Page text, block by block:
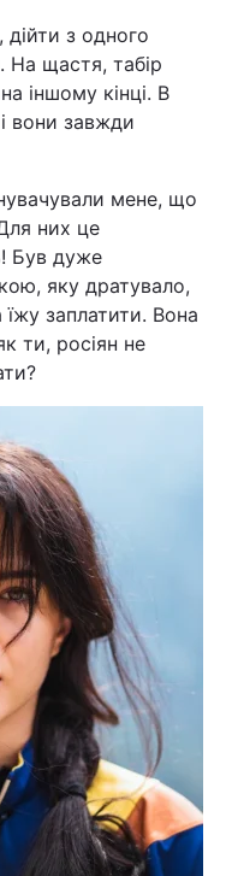
з одного
На щастя, табір
іншому кінці. В
вони завжди
мене, що
них це
Був дуже
яку дратувало,
заплатити. Вона
ти, росіян не